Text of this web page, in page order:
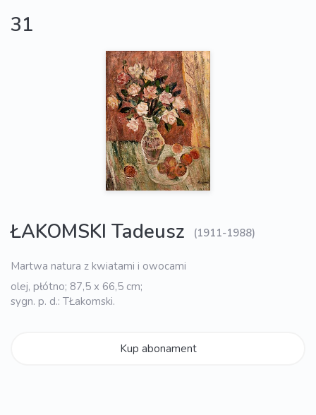
31
ŁAKOMSKI Tadeusz (1911-1988)
Martwa natura z kwiatami i owocami
olej, płótno; 87,5 x 66,5 cm;
sygn. p. d.: TŁakomski.
Kup abonament